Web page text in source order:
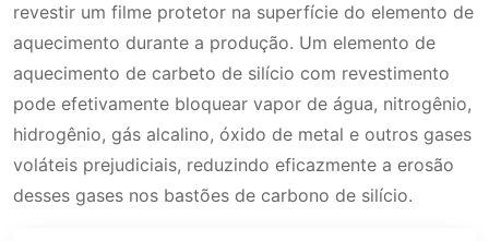
revestir um filme protetor na superfície do elemento de
aquecimento durante a produção. Um elemento de
aquecimento de carbeto de silício com revestimento
pode efetivamente bloquear vapor de água, nitrogênio,
hidrogênio, gás alcalino, óxido de metal e outros gases
voláteis prejudiciais, reduzindo eficazmente a erosão
desses gases nos bastões de carbono de silício.